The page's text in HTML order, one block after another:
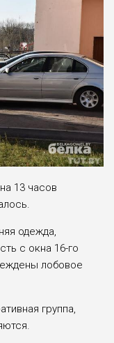
13 часов
одежда,
с окна 16-го
лобовое
группа,